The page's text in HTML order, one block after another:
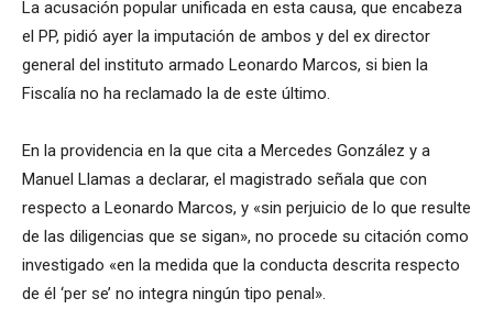
La acusación popular unificada en esta causa, que encabeza
el PP, pidió ayer la imputación de ambos y del ex director
general del instituto armado Leonardo Marcos, si bien la
Fiscalía no ha reclamado la de este último.
En la providencia en la que cita a Mercedes González y a
Manuel Llamas a declarar, el magistrado señala que con
respecto a Leonardo Marcos, y «sin perjuicio de lo que resulte
de las diligencias que se sigan», no procede su citación como
investigado «en la medida que la conducta descrita respecto
de él ‘per se’ no integra ningún tipo penal».